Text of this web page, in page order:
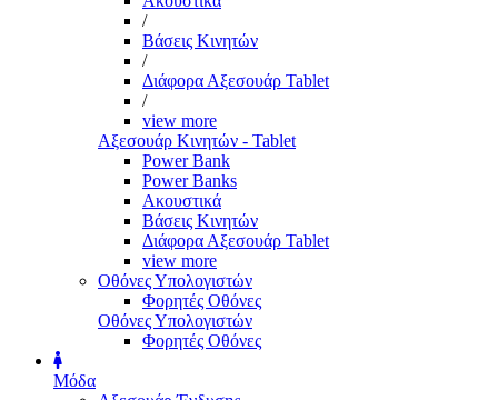
/
Βάσεις Κινητών
/
Διάφορα Αξεσουάρ Tablet
/
view more
Αξεσουάρ Κινητών - Tablet
Power Bank
Power Banks
Ακουστικά
Βάσεις Κινητών
Διάφορα Αξεσουάρ Tablet
view more
Οθόνες Υπολογιστών
Φορητές Οθόνες
Οθόνες Υπολογιστών
Φορητές Οθόνες
Μόδα